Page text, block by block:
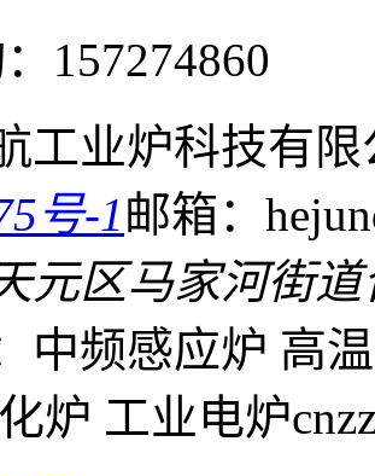
157274860
工业炉科技有限
号-1邮箱：
元区马家河街
中频感应炉 高
炉 工业电炉